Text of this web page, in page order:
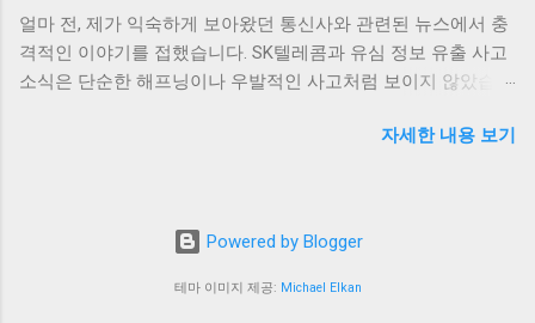
후 매수세가 강하게 일어나고 있는 가운데, 여러 요소가 시장의
향방을 결정짓고 있습니다. 특히, 낮은 금리 환경은 기관 투자자
들이 암호화폐에 대한 관심을 더욱 높이는 계기로 작용하고 있
습니다. 금리가 낮아지면 자산의 상대적인 매력도도 증가하게
할 것으로 보입니다. 이러한 투자는 단순히 단기적인 수익을 노
해졌고, 이로 인해 비트코인의 가격도 하락세를 보였습니다. 연
준의 통화정책은 비트코인과 같은 고위험 자산에 직접적인 영
향을 미치기 때문에, 투자자들은 연준의 결정 발표를 기다리는
연준의 정책 변화는 많은 경우 암호화폐 시장에 큰 영향을 미쳤
에 따라 추가적인 하락세 또는 반등이 있을 가능성이 큽니다. 투
자자들은 이러한 불확실성을 감안하여 신중한 투자 결정을 해
야 할 필요성이 있습니다. 비트코인 가격과 변동성: 투자 전략의
얼마 전, 제가 익숙하게 보아왔던 통신사와 관련된 뉴스에서 충
격적인 이야기를 접했습니다. SK텔레콤과 유심 정보 유출 사고
소식은 단순한 해프닝이나 우발적인 사고처럼 보이지 않았습니
잡았던 SK텔레콤이 이렇게 큰 신뢰의 위기를 맞게 된 건, 통신
나지 않았습니다. 이 결정은 그 자체로도 놀라웠지만, 더 나아가
이번 사태가 우리 사회와 기술, 그리고 고객 신뢰와 어떤 방향으
자세한 내용 보기
Powered by Blogger
테마 이미지 제공: Michael Elkan